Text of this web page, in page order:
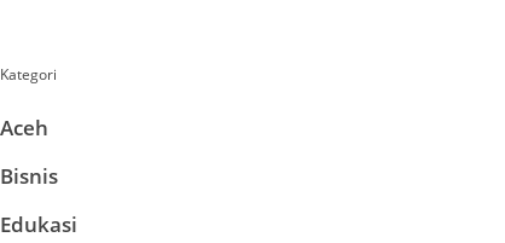
Kategori
Aceh
Bisnis
Edukasi